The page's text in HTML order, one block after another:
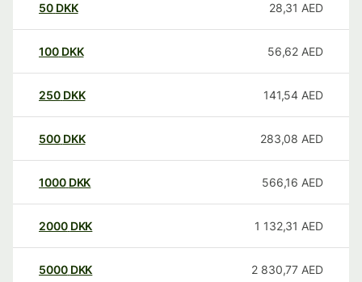
50 DKK 28,31 AED
100 DKK 56,62 AED
250 DKK 141,54 AED
500 DKK 283,08 AED
1000 DKK 566,16 AED
2000 DKK 1 132,31 AED
5000 DKK 2 830,77 AED